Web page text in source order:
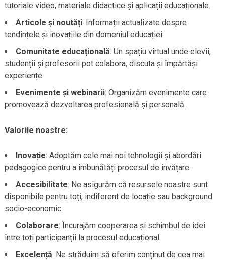
tutoriale video, materiale didactice și aplicații educaționale.
Articole și noutăți: Informații actualizate despre
tendințele și inovațiile din domeniul educației.
Comunitate educațională: Un spațiu virtual unde elevii,
studenții și profesorii pot colabora, discuta și împărtăși
experiențe.
Evenimente și webinarii: Organizăm evenimente care
promovează dezvoltarea profesională și personală.
Valorile noastre:
Inovație: Adoptăm cele mai noi tehnologii și abordări
pedagogice pentru a îmbunătăți procesul de învățare.
Accesibilitate: Ne asigurăm că resursele noastre sunt
disponibile pentru toți, indiferent de locație sau background
socio-economic.
Colaborare: Încurajăm cooperarea și schimbul de idei
între toți participanții la procesul educațional.
Excelență: Ne străduim să oferim conținut de cea mai